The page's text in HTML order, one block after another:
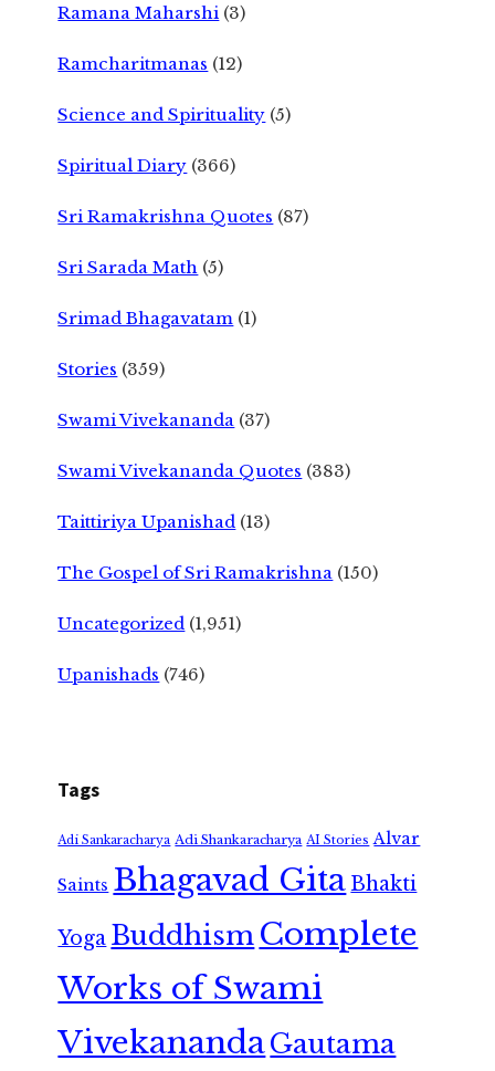
Ramana Maharshi (3)
Ramcharitmanas (12)
Science and Spirituality (5)
Spiritual Diary (366)
Sri Ramakrishna Quotes (87)
Sri Sarada Math (5)
Srimad Bhagavatam (1)
Stories (359)
Swami Vivekananda (37)
Swami Vivekananda Quotes (383)
Taittiriya Upanishad (13)
The Gospel of Sri Ramakrishna (150)
Uncategorized (1,951)
Upanishads (746)
Tags
Adi Sankaracharya Adi Shankaracharya AI Stories Alvar
Saints Bhagavad GitaBhakti
Yoga Buddhism Complete
Works of Swami
VivekanandaGautama